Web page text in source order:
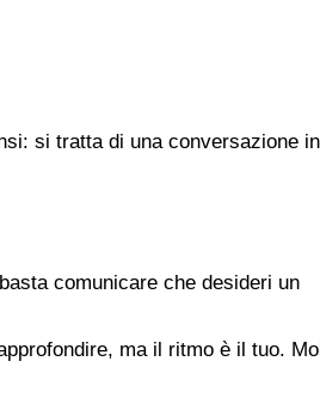
si tratta di una conversazione
comunicare che desideri un
ma il ritmo è il tuo.